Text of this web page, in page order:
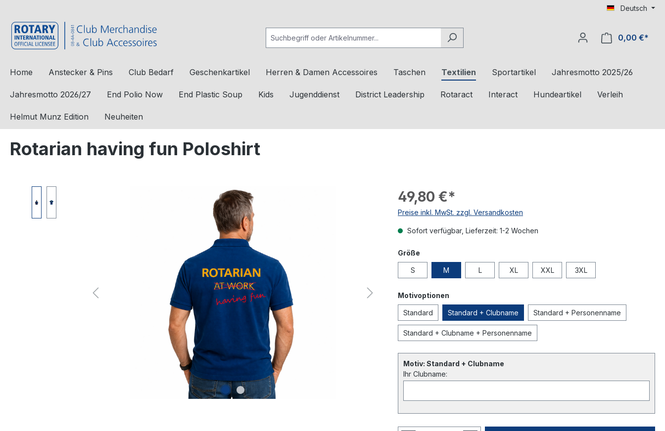
Deutsch
0,00 €*
Home Anstecker & Pins Club Bedarf Geschenkartikel Herren & Damen Accessoires Taschen Textilien Sportartikel Jahresmotto 2025/26
Jahresmotto 2026/27 End Polio Now End Plastic Soup Kids Jugenddienst District Leadership Rotaract Interact Hundeartikel Verleih
Helmut Munz Edition Neuheiten
Rotarian having fun Poloshirt
49,80 €*
Preise inkl. MwSt. zzgl. Versandkosten
Sofort verfügbar, Lieferzeit: 1-2 Wochen
Größe
S M L XL XXL 3XL
Motivoptionen
Standard Standard + Clubname Standard + Personenname
Standard + Clubname + Personenname
Motiv: Standard + Clubname
Ihr Clubname: